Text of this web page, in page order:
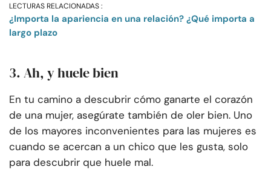
LECTURAS RELACIONADAS :
¿Importa la apariencia en una relación? ¿Qué importa a
largo plazo
3. Ah, y huele bien
En tu camino a descubrir cómo ganarte el corazón
de una mujer, asegúrate también de oler bien. Uno
de los mayores inconvenientes para las mujeres es
cuando se acercan a un chico que les gusta, solo
para descubrir que huele mal.